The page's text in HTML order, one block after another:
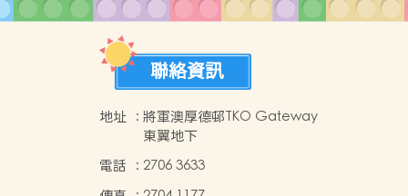
聯絡資訊
地址 : 將軍澳厚德邨TKO Gateway
東翼地下
電話 : 2706 3633